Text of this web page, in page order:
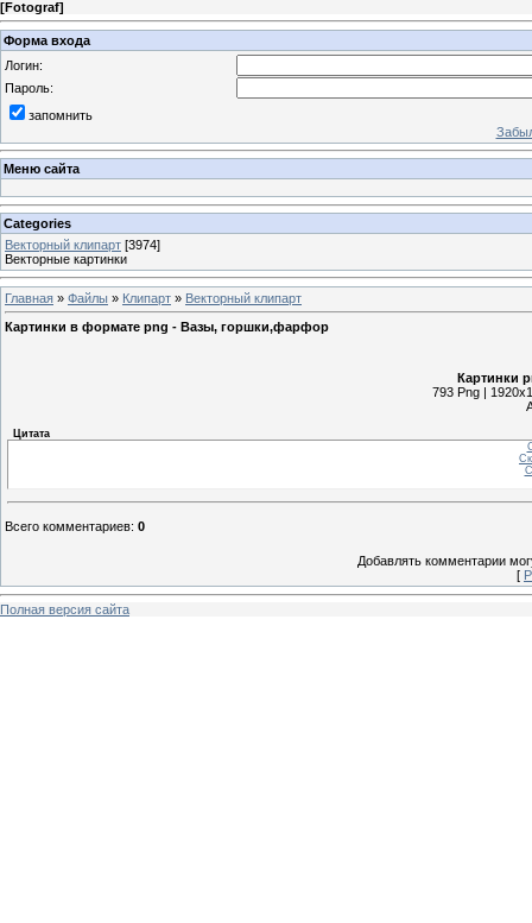
[Fotograf]
Форма входа
Логин:
Пароль:
запомнить
Меню сайта
Categories
Векторный клипарт [3974]
Векторные картинки
Главная » Файлы » Клипарт » Векторный клипарт
Картинки в формате png - Вазы, горшки,фарфор
Картинки
793 Png |
Цитата
Всего комментариев: 0
Добавлять комментарии
[
Полная версия сайта